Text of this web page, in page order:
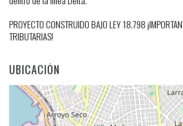
PROYECTO CONSTRUIDO BAJO LEY 18.798
TRIBUTARIAS!
UBICACIÓN